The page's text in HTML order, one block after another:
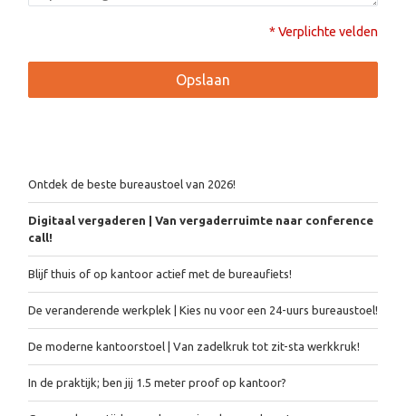
* Verplichte velden
Opslaan
Ontdek de beste bureaustoel van 2026!
Digitaal vergaderen | Van vergaderruimte naar conference
call!
Blijf thuis of op kantoor actief met de bureaufiets!
De veranderende werkplek | Kies nu voor een 24-uurs bureaustoel!
De moderne kantoorstoel | Van zadelkruk tot zit-sta werkkruk!
In de praktijk; ben jij 1.5 meter proof op kantoor?